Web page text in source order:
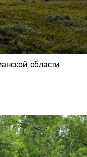
области